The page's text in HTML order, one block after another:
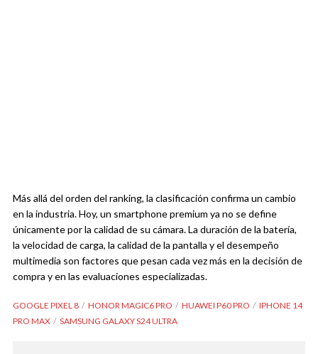
Más allá del orden del ranking, la clasificación confirma un cambio
en la industria. Hoy, un smartphone premium ya no se define
únicamente por la calidad de su cámara. La duración de la batería,
la velocidad de carga, la calidad de la pantalla y el desempeño
multimedia son factores que pesan cada vez más en la decisión de
compra y en las evaluaciones especializadas.
GOOGLE PIXEL 8 HONOR MAGIC6 PRO HUAWEI P60 PRO
IPHONE 14
PRO MAX
SAMSUNG GALAXY S24 ULTRA